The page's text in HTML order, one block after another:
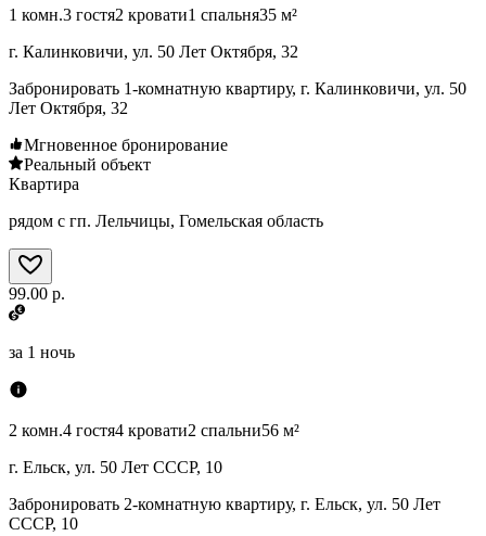
1 комн.3 гостя2 кровати1 спальня35 м²
г. Калинковичи, ул. 50 Лет Октября, 32
Забронировать 1-комнатную квартиру, г. Калинковичи, ул. 50
Лет Октября, 32
Мгновенное бронирование
Реальный объект
Квартира
рядом с гп. Лельчицы, Гомельская область
99.00 р.
за 1 ночь
2 комн.4 гостя4 кровати2 спальни56 м²
г. Ельск, ул. 50 Лет СССР, 10
Забронировать 2-комнатную квартиру, г. Ельск, ул. 50 Лет
СССР, 10